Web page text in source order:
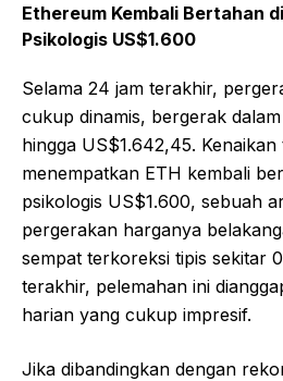
Ethereum Kembali Bertahan
Psikologis US$1.600
Selama 24 jam terakhir,
cukup dinamis, bergerak
hingga US$1.642,45.
menempatkan ETH kembali
psikologis US$1.600, sebuah
pergerakan harganya
sempat terkoreksi tipis sekitar
terakhir, pelemahan ini
harian yang cukup impresif.
Jika dibandingkan dengan